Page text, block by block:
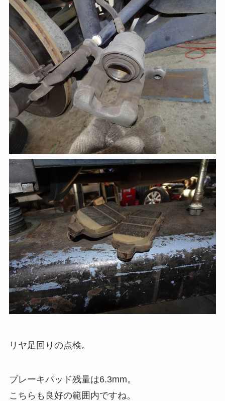
リヤ足回りの点検。
ブレーキパッド残量は6.3mm。
こちらも良好の範囲内ですね。